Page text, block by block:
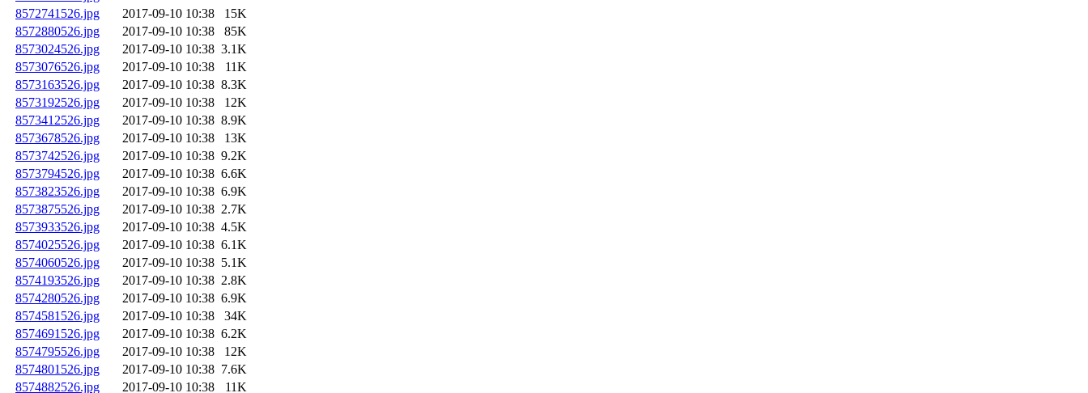
8572741526.jpg
2017-09-10 10:38
15K
8572880526.jpg
2017-09-10 10:38
85K
8573024526.jpg
2017-09-10 10:38 3.1K
8573076526.jpg
2017-09-10 10:38
11K
8573163526.jpg
2017-09-10 10:38 8.3K
8573192526.jpg
2017-09-10 10:38
12K
8573412526.jpg
2017-09-10 10:38 8.9K
8573678526.jpg
2017-09-10 10:38
13K
8573742526.jpg
2017-09-10 10:38 9.2K
8573794526.jpg
2017-09-10 10:38 6.6K
8573823526.jpg
2017-09-10 10:38 6.9K
8573875526.jpg
2017-09-10 10:38 2.7K
8573933526.jpg
2017-09-10 10:38 4.5K
8574025526.jpg
2017-09-10 10:38 6.1K
8574060526.jpg
2017-09-10 10:38 5.1K
8574193526.jpg
2017-09-10 10:38 2.8K
8574280526.jpg
2017-09-10 10:38 6.9K
8574581526.jpg
2017-09-10 10:38
34K
8574691526.jpg
2017-09-10 10:38 6.2K
8574795526.jpg
2017-09-10 10:38
12K
8574801526.jpg
2017-09-10 10:38 7.6K
8574882526.jpg
2017-09-10 10:38
11K